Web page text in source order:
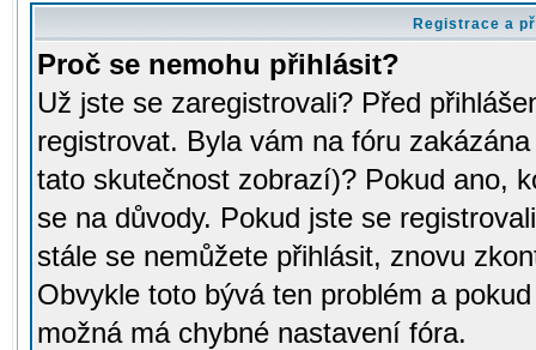
Registrace a
Proč se nemohu přihlásit?
Už jste se zaregistrovali? Před
registrovat. Byla vám na fóru
tato skutečnost zobrazí)? Pokud ano,
se na důvody. Pokud jste se
stále se nemůžete přihlásit, znovu
Obvykle toto bývá ten problém a
možná má chybné nastavení fóra.